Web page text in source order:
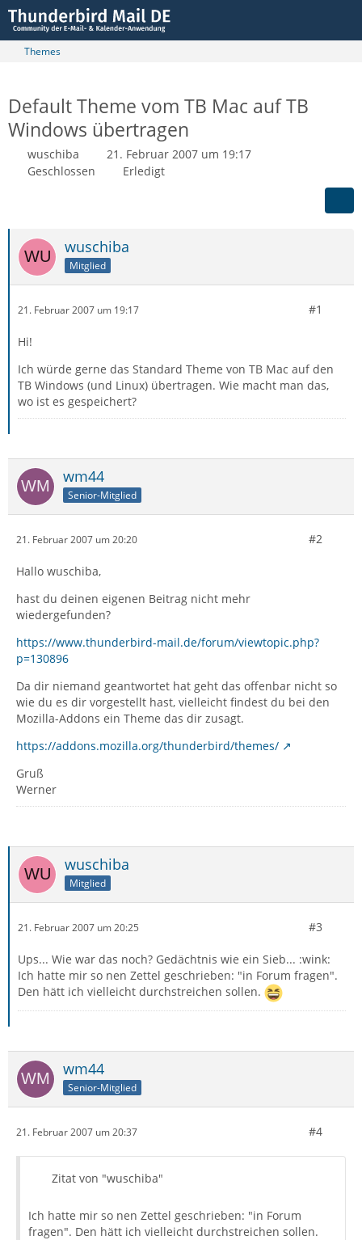
Themes
Default Theme vom TB Mac auf TB
Windows übertragen
wuschiba
21. Februar 2007 um 19:17
Geschlossen
Erledigt
wuschiba
Mitglied
21. Februar 2007 um 19:17 #1
Hi!
Ich würde gerne das Standard Theme von TB Mac auf den
TB Windows (und Linux) übertragen. Wie macht man das,
wo ist es gespeichert?
wm44
Senior-Mitglied
21. Februar 2007 um 20:20 #2
Hallo wuschiba,
hast du deinen eigenen Beitrag nicht mehr
wiedergefunden?
https://www.thunderbird-mail.de/forum/viewtopic.php?
p=130896
Da dir niemand geantwortet hat geht das offenbar nicht so
wie du es dir vorgestellt hast, vielleicht findest du bei den
Mozilla-Addons ein Theme das dir zusagt.
https://addons.mozilla.org/thunderbird/themes/
Gruß
Werner
wuschiba
Mitglied
21. Februar 2007 um 20:25 #3
Ups... Wie war das noch? Gedächtnis wie ein Sieb... :wink:
Ich hatte mir so nen Zettel geschrieben: "in Forum fragen".
Den hätt ich vielleicht durchstreichen sollen.
wm44
Senior-Mitglied
21. Februar 2007 um 20:37 #4
Zitat von "wuschiba"
Ich hatte mir so nen Zettel geschrieben: "in Forum
fragen". Den hätt ich vielleicht durchstreichen sollen.